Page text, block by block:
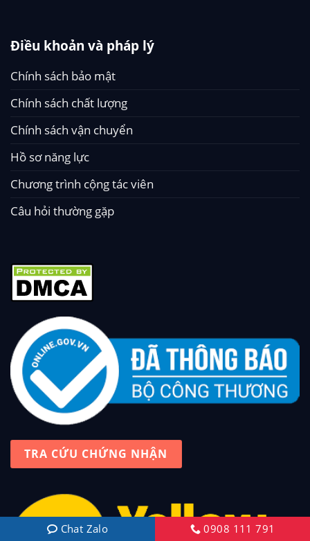
Điều khoản và pháp lý
Chính sách bảo mật
Chính sách chất lượng
Chính sách vận chuyển
Hồ sơ năng lực
Chương trình cộng tác viên
Câu hỏi thường gặp
TRA CỨU CHỨNG NHẬN
Chat Zalo 0908 111 791